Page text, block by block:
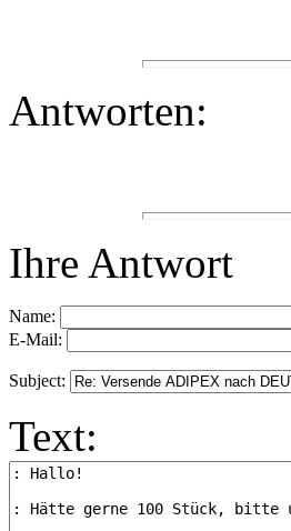
Antworten:
Ihre Antwort
Name:
E-Mail:
Subject:
Text: